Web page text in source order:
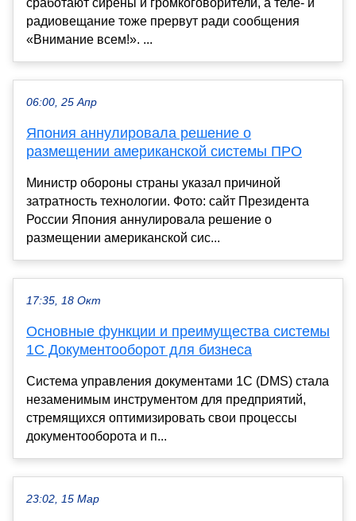
сработают сирены и громкоговорители, а теле- и
радиовещание тоже прервут ради сообщения
«Внимание всем!». ...
06:00, 25 Апр
Япония аннулировала решение о
размещении американской системы ПРО
Министр обороны страны указал причиной
затратность технологии. Фото: сайт Президента
России Япония аннулировала решение о
размещении американской сис...
17:35, 18 Окт
Основные функции и преимущества системы
1С Документооборот для бизнеса
Система управления документами 1С (DMS) стала
незаменимым инструментом для предприятий,
стремящихся оптимизировать свои процессы
документооборота и п...
23:02, 15 Мар